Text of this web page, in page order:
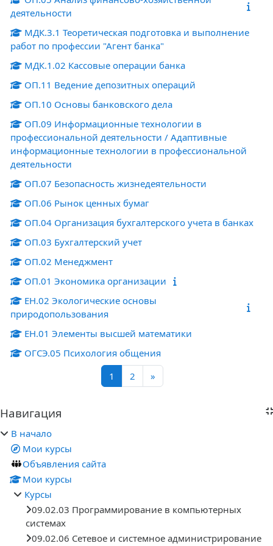
деятельности
МДК.3.1 Теоретическая подготовка и выполнение
работ по профессии "Агент банка"
МДК.1.02 Кассовые операции банка
ОП.11 Ведение депозитных операций
ОП.10 Основы банковского дела
ОП.09 Информационные технологии в
профессиональной деятельности / Адаптивные
информационные технологии в профессиональной
деятельности
ОП.07 Безопасность жизнедеятельности
ОП.06 Рынок ценных бумаг
ОП.04 Организация бухгалтерского учета в банках
ОП.03 Бухгалтерский учет
ОП.02 Менеджмент
ОП.01 Экономика организации
ЕН.02 Экологические основы
природопользования
ЕН.01 Элементы высшей математики
ОГСЭ.05 Психология общения
1 Страница 1
2Страница 2
»Следующая страница
Блоки
Пропустить Навигация
Навигация
В начало
Мои курсы
Объявления сайта
Мои курсы
Курсы
09.02.03 Программирование в компьютерных
системах
09.02.06 Сетевое и системное администрирование